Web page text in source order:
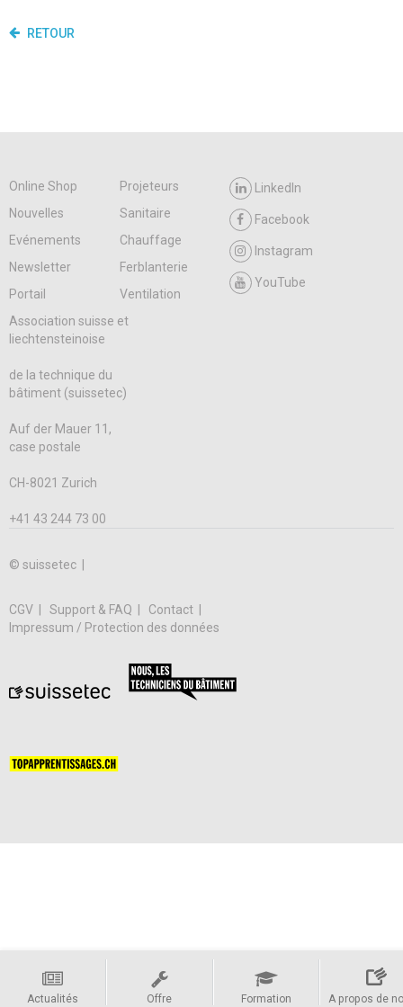
RETOUR
Online Shop
Projeteurs
Nouvelles
Sanitaire
Evénements
Chauffage
Newsletter
Ferblanterie
Portail
Ventilation
LinkedIn
Facebook
Instagram
YouTube
Association suisse et
liechtensteinoise
de la technique du
bâtiment (suissetec)
Auf der Mauer 11,
case postale
CH-8021 Zurich
+41 43 244 73 00
© suissetec |
CGV Support & FAQ
Contact
Impressum / Protection des données
Actualités Offre Formation A propos de